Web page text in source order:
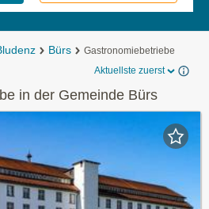
Bürs
Gastronomiebetriebe
Aktuellste zuerst
in der Gemeinde Bürs